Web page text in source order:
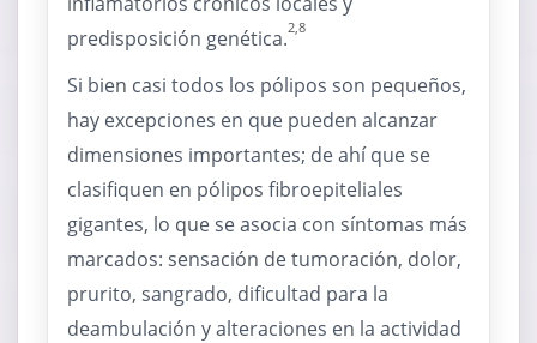
predisposición genética.2,8
Si bien casi todos los pólipos son pequeños,
hay excepciones en que pueden alcanzar
dimensiones importantes; de ahí que se
clasifiquen en pólipos fibroepiteliales
gigantes, lo que se asocia con síntomas más
marcados: sensación de tumoración, dolor,
prurito, sangrado, dificultad para la
deambulación y alteraciones en la actividad